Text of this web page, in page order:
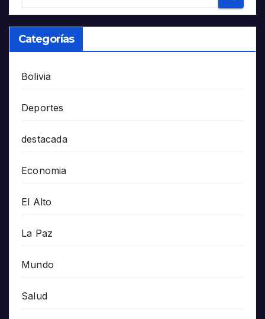
Categorías
Bolivia
Deportes
destacada
Economia
El Alto
La Paz
Mundo
Salud